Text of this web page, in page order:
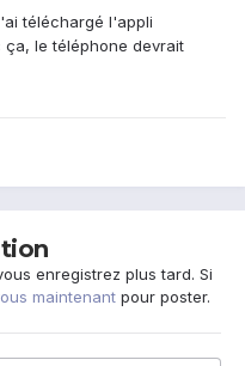
téléchargé l'appli
le téléphone devrait
enregistrez plus tard. Si
maintenant pour poster.